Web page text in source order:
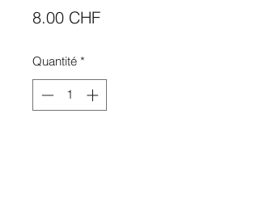
8.00 CHFPrix
Quantité *